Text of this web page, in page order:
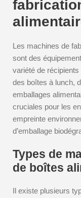
Les machines de
sont des
variété de
des boîtes à lunch,
emballages
cruciales pour les
empreinte
d’emballage
Types de
de boîtes
Il existe plusieurs